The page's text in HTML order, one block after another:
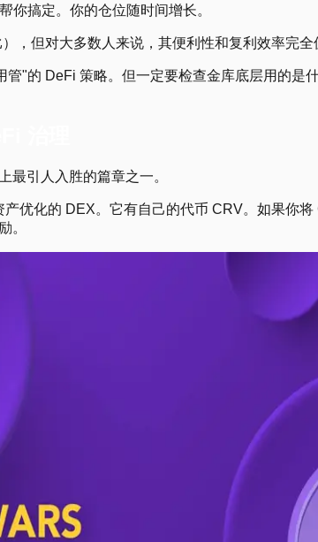
你搞定。你的仓位随时间增长。
，但对大多数人来说，其便利性和复利效率完全
管"的 DeFi 策略。但一定要检查金库底层用的
最引人入胜的篇章之一。
优化的 DEX。它有自己的代币 CRV。如果你
。